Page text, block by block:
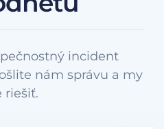
incident
nám správu a my
riešiť.